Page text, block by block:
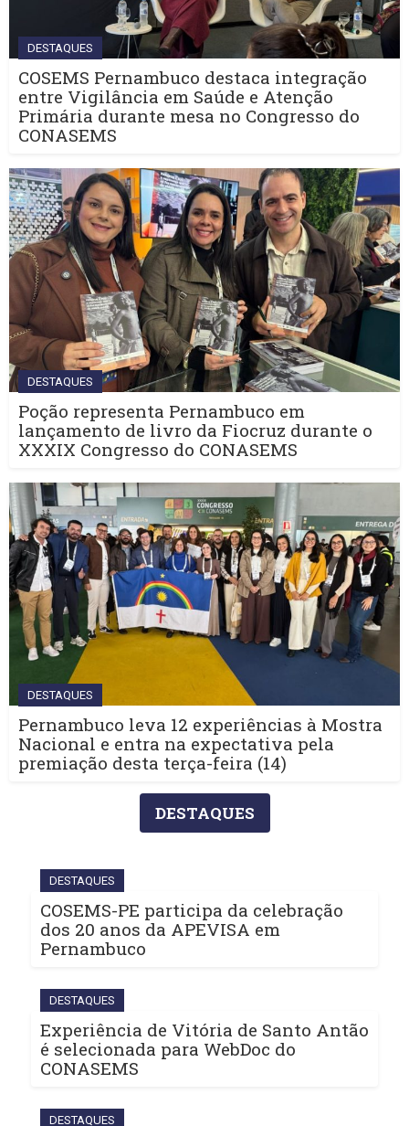
DESTAQUES
COSEMS Pernambuco destaca integração
entre Vigilância em Saúde e Atenção
Primária durante mesa no Congresso do
CONASEMS
DESTAQUES
Poção representa Pernambuco em
lançamento de livro da Fiocruz durante o
XXXIX Congresso do CONASEMS
DESTAQUES
Pernambuco leva 12 experiências à Mostra
Nacional e entra na expectativa pela
premiação desta terça-feira (14)
DESTAQUES
DESTAQUES
COSEMS-PE participa da celebração
dos 20 anos da APEVISA em
Pernambuco
DESTAQUES
Experiência de Vitória de Santo Antão
é selecionada para WebDoc do
CONASEMS
DESTAQUES